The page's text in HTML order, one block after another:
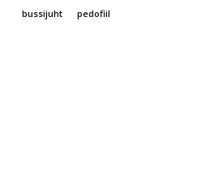
bussijuht pedofiil